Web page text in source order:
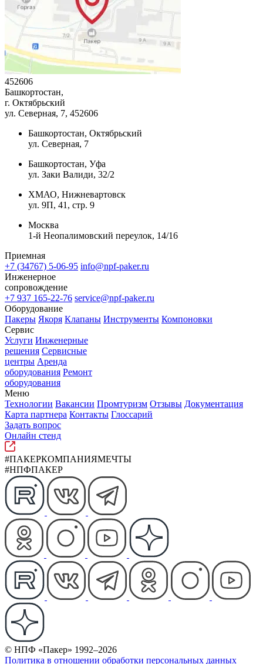
452606
Башкортостан,
г. Октябрьский
ул. Северная, 7, 452606
Башкортостан, Октябрьский
ул. Северная, 7
Башкортостан, Уфа
ул. Заки Валиди, 32/2
ХМАО, Нижневартовск
ул. 9П, 41, стр. 9
Москва
1-й Неопалимовский переулок, 14/16
Приемная
+7 (34767) 5-06-95 info@npf-paker.ru
Инженерное
сопровождение
+7 937 165-22-76 service@npf-paker.ru
Оборудование
Пакеры Якоря Клапаны Инструменты Компоновки
Сервис
Услуги Инженерные
решения Сервисные
центры Аренда
оборудования Ремонт
оборудования
Меню
Технологии Вакансии Промтуризм Отзывы Документация
Карта партнера Контакты Глоссарий
Задать вопрос
Онлайн стенд
#ПАКЕРКОМПАНИЯМЕЧТЫ
#НПФПАКЕР
© НПФ «Пакер» 1992–2026
Политика в отношении обработки персональных данных